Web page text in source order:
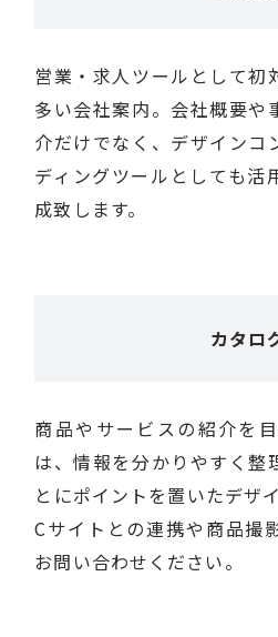
営業・求人ツールとして初
多い会社案内。会社概要や
介だけでなく、デザインコ
ディングツールとしても活
成致します。
カタロ
商品やサービスの紹介を
は、情報を分かりやすく整
とにポイントを置いたデザ
Cサイトとの連携や商品撮
お問い合わせください。